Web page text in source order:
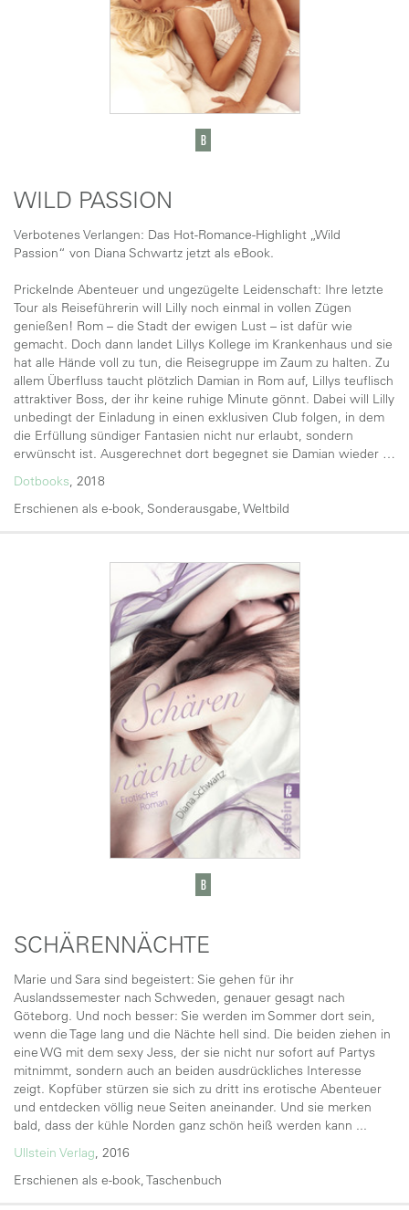
WILD PASSION
Verbotenes Verlangen: Das Hot-Romance-Highlight „Wild
Passion“ von Diana Schwartz jetzt als eBook.
Prickelnde Abenteuer und ungezügelte Leidenschaft: Ihre letzte
Tour als Reiseführerin will Lilly noch einmal in vollen Zügen
genießen! Rom – die Stadt der ewigen Lust – ist dafür wie
gemacht. Doch dann landet Lillys Kollege im Krankenhaus und sie
hat alle Hände voll zu tun, die Reisegruppe im Zaum zu halten. Zu
allem Überfluss taucht plötzlich Damian in Rom auf, Lillys teuflisch
attraktiver Boss, der ihr keine ruhige Minute gönnt. Dabei will Lilly
unbedingt der Einladung in einen exklusiven Club folgen, in dem
die Erfüllung sündiger Fantasien nicht nur erlaubt, sondern
erwünscht ist. Ausgerechnet dort begegnet sie Damian wieder …
Dotbooks, 2018
Erschienen als e-book, Sonderausgabe, Weltbild
SCHÄRENNÄCHTE
Marie und Sara sind begeistert: Sie gehen für ihr
Auslandssemester nach Schweden, genauer gesagt nach
Göteborg. Und noch besser: Sie werden im Sommer dort sein,
wenn die Tage lang und die Nächte hell sind. Die beiden ziehen in
eine WG mit dem sexy Jess, der sie nicht nur sofort auf Partys
mitnimmt, sondern auch an beiden ausdrückliches Interesse
zeigt. Kopfüber stürzen sie sich zu dritt ins erotische Abenteuer
und entdecken völlig neue Seiten aneinander. Und sie merken
bald, dass der kühle Norden ganz schön heiß werden kann ...
Ullstein Verlag, 2016
Erschienen als e-book, Taschenbuch